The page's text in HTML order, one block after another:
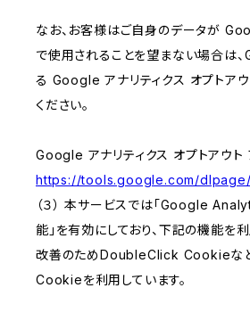
なお、お客様はご自身のデータが
で使用されることを望まない場合は
る Google アナリティクス オプトア
ください。
Google アナリティクス オプトアウト
https://tools.google.com/
（３） 本サービスでは「Google
能」を有効にしており、下記の機能を
改善のためDoubleClick Cookieなど
Cookieを利用しています。